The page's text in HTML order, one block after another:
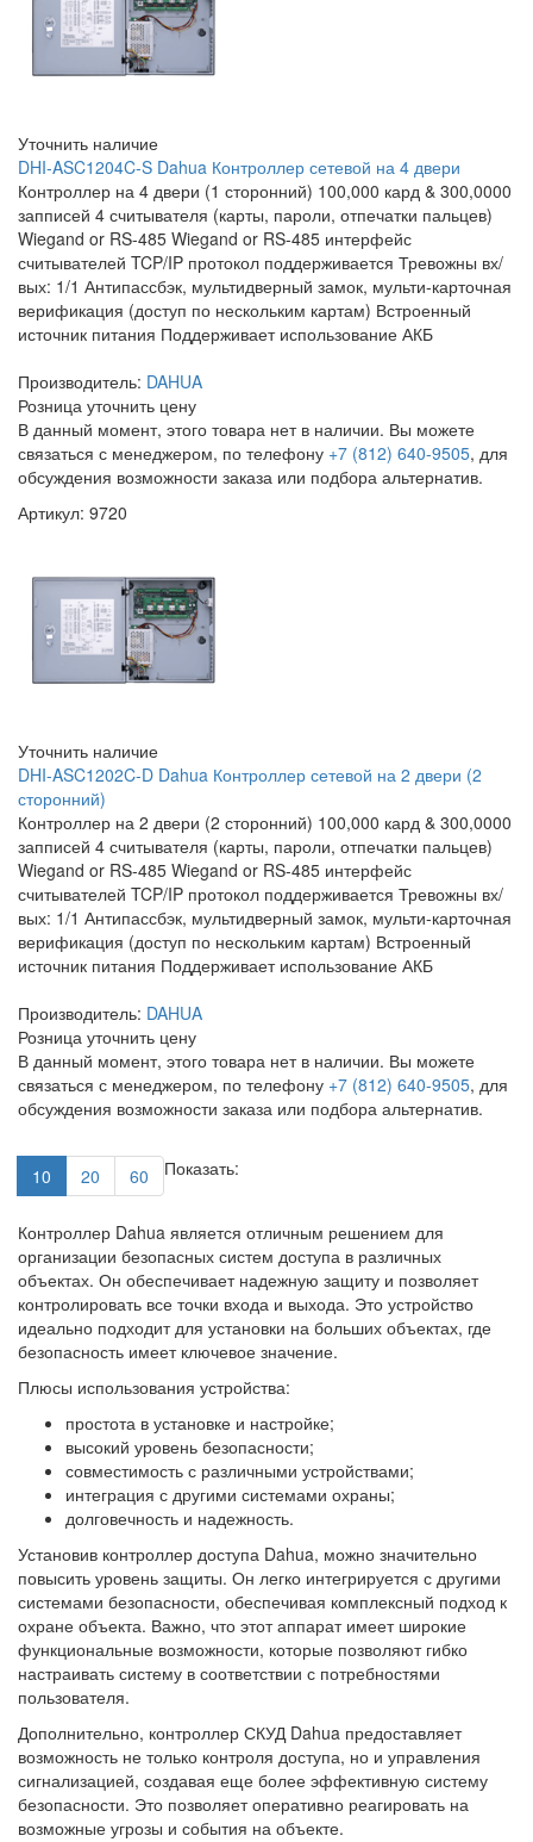
Уточнить наличие
DHI-ASC1204C-S Dahua Контроллер сетевой на 4 двери
Контроллер на 4 двери (1 сторонний) 100,000 кард & 300,0000
запписей 4 считывателя (карты, пароли, отпечатки пальцев)
Wiegand or RS-485 Wiegand or RS-485 интерфейс
считывателей TCP/IP протокол поддерживается Тревожны вх/
вых: 1/1 Антипассбэк, мультидверный замок, мульти-карточная
верификация (доступ по нескольким картам) Встроенный
источник питания Поддерживает использование АКБ
Производитель: DAHUA
Розница уточнить цену
В данный момент, этого товара нет в наличии. Вы можете
связаться с менеджером, по телефону +7 (812) 640-9505, для
обсуждения возможности заказа или подбора альтернатив.
Артикул: 9720
Уточнить наличие
DHI-ASC1202C-D Dahua Контроллер сетевой на 2 двери (2
сторонний)
Контроллер на 2 двери (2 сторонний) 100,000 кард & 300,0000
запписей 4 считывателя (карты, пароли, отпечатки пальцев)
Wiegand or RS-485 Wiegand or RS-485 интерфейс
считывателей TCP/IP протокол поддерживается Тревожны вх/
вых: 1/1 Антипассбэк, мультидверный замок, мульти-карточная
верификация (доступ по нескольким картам) Встроенный
источник питания Поддерживает использование АКБ
Производитель: DAHUA
Розница уточнить цену
В данный момент, этого товара нет в наличии. Вы можете
связаться с менеджером, по телефону +7 (812) 640-9505, для
обсуждения возможности заказа или подбора альтернатив.
Показать:
10 20 60
Контроллер Dahua является отличным решением для
организации безопасных систем доступа в различных
объектах. Он обеспечивает надежную защиту и позволяет
контролировать все точки входа и выхода. Это устройство
идеально подходит для установки на больших объектах, где
безопасность имеет ключевое значение.
Плюсы использования устройства:
простота в установке и настройке;
высокий уровень безопасности;
совместимость с различными устройствами;
интеграция с другими системами охраны;
долговечность и надежность.
Установив контроллер доступа Dahua, можно значительно
повысить уровень защиты. Он легко интегрируется с другими
системами безопасности, обеспечивая комплексный подход к
охране объекта. Важно, что этот аппарат имеет широкие
функциональные возможности, которые позволяют гибко
настраивать систему в соответствии с потребностями
пользователя.
Дополнительно, контроллер СКУД Dahua предоставляет
возможность не только контроля доступа, но и управления
сигнализацией, создавая еще более эффективную систему
безопасности. Это позволяет оперативно реагировать на
возможные угрозы и события на объекте.